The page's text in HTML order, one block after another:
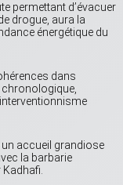
permettant d’évacuer
drogue, aura la
énergétique du
dans
chronologique,
un accueil grandiose
la barbarie